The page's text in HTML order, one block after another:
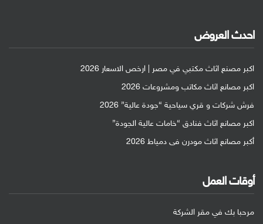
احدث العروض
اكبر مصنع اثاث مكتبي في مصر | ارخص الاسعار 2026
اكبر مصانع اثاث مكاتب ومشروعات 2026
فرش شركات و قري سياحية “جودة عالية” 2026
اكبر مصانع اثاث فنادق “خامات عالية الجودة”
أكبر مصانع اثاث مودرن فى دمياط 2026
أوقات العمل
مرحبا بك في مقر الشركة